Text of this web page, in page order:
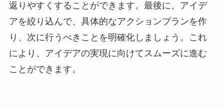
返りやすくすることができます。最後に、アイデ
アを絞り込んで、具体的なアクションプランを作
り、次に行うべきことを明確化しましょう。これ
により、アイデアの実現に向けてスムーズに進む
ことができます。